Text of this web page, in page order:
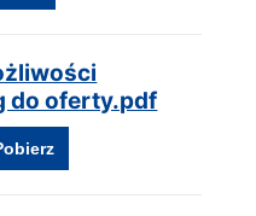
do oferty.pdf